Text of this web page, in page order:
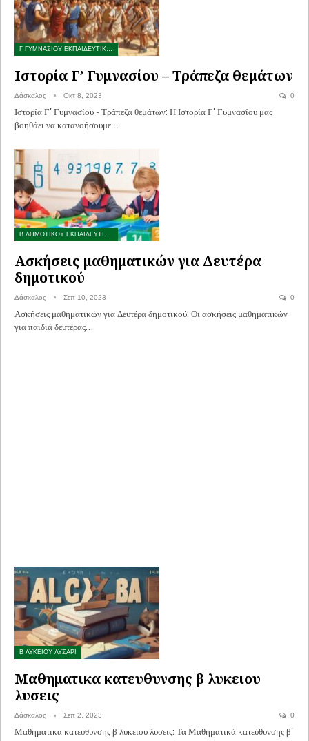
Ιστορία Γ’ Γυμνασίου – Τράπεζα θεμάτων
Δάσκαλος Οκτ 8, 2023 0
Ιστορία Γ' Γυμνασίου - Τράπεζα θεμάτων: Η Ιστορία Γ' Γυμνασίου μας
βοηθάει να κατανοήσουμε…
Ασκήσεις μαθηματικών για Δευτέρα
δημοτικού
Δάσκαλος Σεπ 10, 2023 0
Ασκήσεις μαθηματικών για Δευτέρα δημοτικού: Οι ασκήσεις μαθηματικών
για παιδιά δευτέρας…
Β ΛΥΚΕΙΟΥ ΛΥΣΑΡΙ
Μαθηματικα κατευθυνσης β λυκειου
λυσεις
Δάσκαλος Σεπ 2, 2023 0
Μαθηματικα κατευθυνσης β λυκειου λυσεις: Τα Μαθηματικά κατεύθυνσης β'